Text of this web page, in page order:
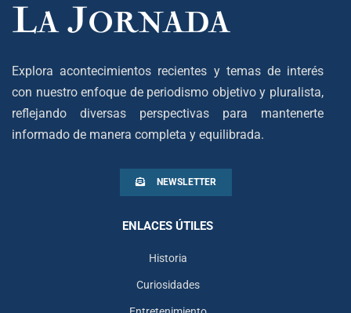
Explora acontecimientos recientes y temas de interés
con nuestro enfoque de periodismo objetivo y pluralista,
reflejando diversas perspectivas para mantenerte
informado de manera completa y equilibrada.
NEWSLETTER
ENLACES ÚTILES
Historia
Curiosidades